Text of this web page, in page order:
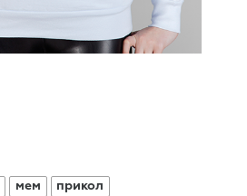
мем прикол